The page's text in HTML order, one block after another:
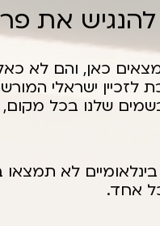
את
כאן, והם לא
לזכיין ישראלי
שלנו בכל
לא
אחד.